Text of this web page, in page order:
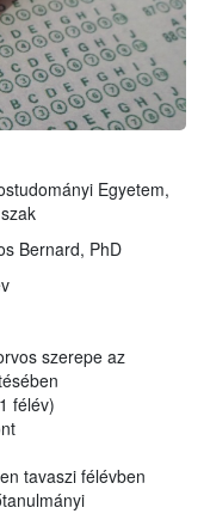
Egyetem,
Bernard, PhD
szerepe az
félév)
tavaszi félévben